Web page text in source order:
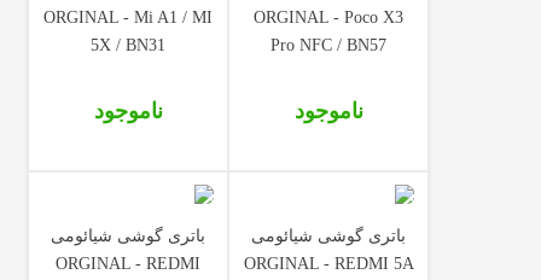
ORGINAL - Poco X3
Pro NFC / BN57
ناموجود
ORGINAL - Mi A1 / MI
5X / BN31
ناموجود
باتری گوشی شیائومی
ORGINAL - REDMI 5A
باتری گوشی شیائومی
ORGINAL - REDMI